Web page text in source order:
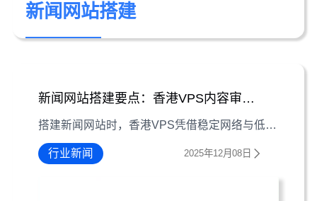
新闻网站搭建
新闻网站搭建要点：香港VPS内容审核与发布自动化
搭建新闻网站时，香港VPS凭借稳定网络与低延迟优势提供基础保障，而内容审核系统搭建及发布流程自动化则是提升运营效率的关键。本文详解两者核心要点与实践方法。
行业新闻 2025年12月08日